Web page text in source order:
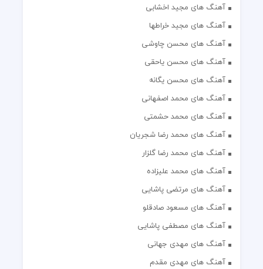
آهنگ های مجید اخشابی
آهنگ های مجید خراطها
آهنگ های محسن چاوشی
آهنگ های محسن یاحقی
آهنگ های محسن یگانه
آهنگ های محمد اصفهانی
آهنگ های محمد حشمتی
آهنگ های محمد رضا شجریان
آهنگ های محمد رضا گلزار
آهنگ های محمد علیزاده
آهنگ های مرتضی پاشایی
آهنگ های مسعود صادقلو
آهنگ های مصطفی پاشایی
آهنگ های مهدی جهانی
آهنگ های مهدی مقدم